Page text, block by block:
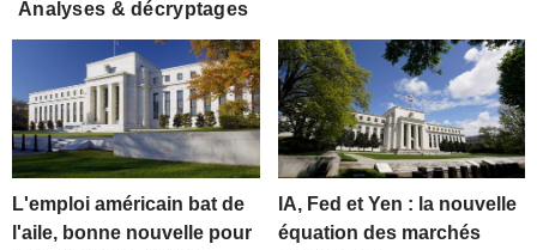
Analyses & décryptages
L'emploi américain bat de
l'aile, bonne nouvelle pour
IA, Fed et Yen : la nouvelle
équation des marchés